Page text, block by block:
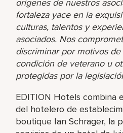
orígenes de nuestros
fortaleza yace en la
culturas, talentos y
asociados. Nos
discriminar por motivos de
condición de veterano u
protegidas por la
EDITION Hotels combina
del hotelero de
boutique Ian Schrager, la